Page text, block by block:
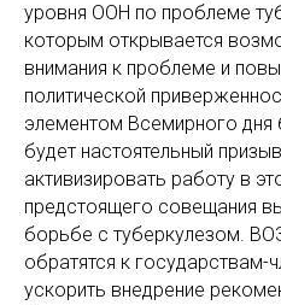
уровня ООН по проблеме
которым открывается
внимания к проблеме и
политической
элементом Всемирного
будет настоятельный
активизировать работу в
предстоящего совещания
борьбе с туберкулезом.
обратятся к государствам-
ускорить внедрение